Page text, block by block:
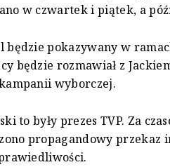
w czwartek i piątek, a
będzie pokazywany w
będzie rozmawiał z
wyborczej.
to były prezes TVP. Za
propagandowy przekaz